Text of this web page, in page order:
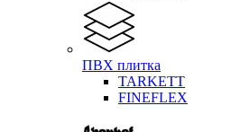
ПВХ плитка
TARKETT
FINEFLEX